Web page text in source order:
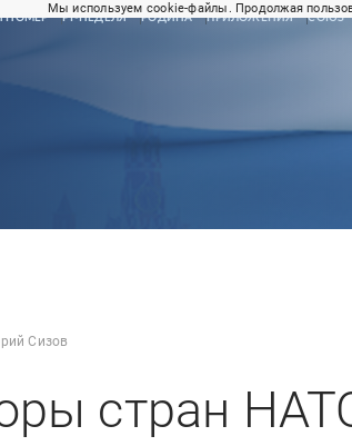
Мы используем cookie-файлы. Продолжая
НОМЕР
РГ-НЕДЕЛЯ РОДИНА ПРИЛОЖЕНИЯ СОЮЗ
Сизов
стран